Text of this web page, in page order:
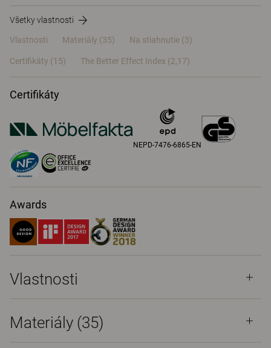
Všetky vlastnosti
Vlastnosti Materiály (35) Na stiahnutie (3)
Certifikáty (15) The Better Effect Index (2,17)
Certifikáty
NEPD-7476-6865-EN
Awards
Vlastnosti
Materiály (35)